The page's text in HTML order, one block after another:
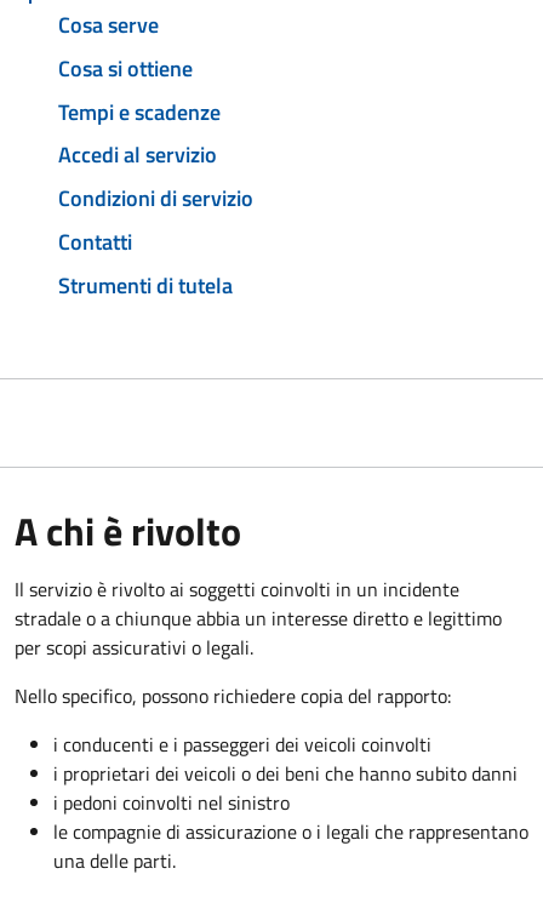
Cosa serve
Cosa si ottiene
Tempi e scadenze
Accedi al servizio
Condizioni di servizio
Contatti
Strumenti di tutela
A chi è rivolto
Il servizio è rivolto ai soggetti coinvolti in un incidente
stradale o a chiunque abbia un interesse diretto e legittimo
per scopi assicurativi o legali.
Nello specifico, possono richiedere copia del rapporto:
i conducenti e i passeggeri dei veicoli coinvolti
i proprietari dei veicoli o dei beni che hanno subito danni
i pedoni coinvolti nel sinistro
le compagnie di assicurazione o i legali che rappresentano
una delle parti.